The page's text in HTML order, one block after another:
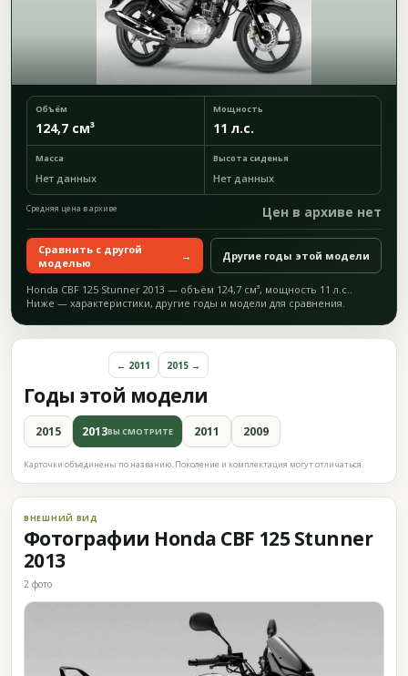
Объём
124,7 см³
Мощность
11 л.с.
Масса
Нет данных
Высота сиденья
Нет данных
Средняя цена в архиве Цен в архиве нет
Сравнить с другой
моделью
→ Другие годы этой модели
Honda CBF 125 Stunner 2013 — объём 124,7 см³, мощность 11 л.с..
Ниже — характеристики, другие годы и модели для сравнения.
Годы этой модели
← 2011 2015 →
2015 2013ВЫ СМОТРИТЕ 2011 2009
Карточки объединены по названию. Поколение и комплектация могут отличаться.
ВНЕШНИЙ ВИД
Фотографии Honda CBF 125 Stunner
2013
2 фото